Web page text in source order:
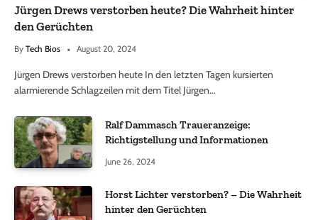
Jürgen Drews verstorben heute? Die Wahrheit hinter
den Gerüchten
By Tech Bios August 20, 2024
Jürgen Drews verstorben heute In den letzten Tagen kursierten
alarmierende Schlagzeilen mit dem Titel Jürgen…
Ralf Dammasch Traueranzeige:
Richtigstellung und Informationen
June 26, 2024
Horst Lichter verstorben? – Die Wahrheit
hinter den Gerüchten